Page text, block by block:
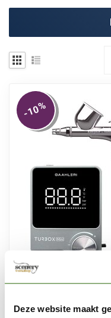
Deze website maakt
-10%
Basic Airbrush Set